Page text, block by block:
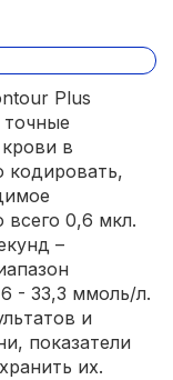
Plus
точные
в
кодировать,
всего 0,6 мкл.
–
- 33,3 ммоль/л.
и
показатели
их.